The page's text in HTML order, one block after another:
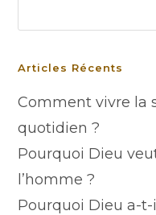
Articles Récents
Comment vivre la
quotidien ?
Pourquoi Dieu
l’homme ?
Pourquoi Dieu a-t-